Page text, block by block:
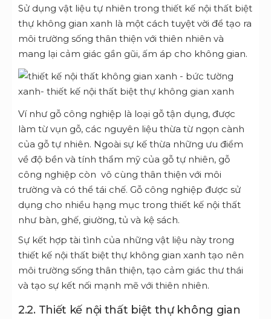
Sử dụng vật liệu tự nhiên trong thiết kế nội thất biệt
thự không gian xanh là một cách tuyệt vời để tạo ra
môi trường sống thân thiện với thiên nhiên và
mang lại cảm giác gần gũi, ấm áp cho không gian.
Ví như gỗ công nghiệp là loại gỗ tận dụng, được
làm từ vụn gỗ, các nguyên liệu thừa từ ngọn cành
của gỗ tự nhiên. Ngoài sự kế thừa những ưu điểm
về độ bền và tính thẩm mỹ của gỗ tự nhiên, gỗ
công nghiệp còn vô cùng thân thiện với môi
trường và có thể tái chế. Gỗ công nghiệp được sử
dụng cho nhiều hạng mục trong thiết kế nội thất
như bàn, ghế, giường, tủ và kệ sách.
Sự kết hợp tài tình của những vật liệu này trong
thiết kế nội thất biệt thự không gian xanh tạo nên
môi trường sống thân thiện, tạo cảm giác thư thái
và tạo sự kết nối mạnh mẽ với thiên nhiên.
2.2. Thiết kế nội thất biệt thự không gian